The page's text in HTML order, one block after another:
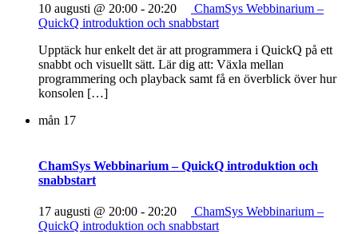
10 augusti @ 20:00 - 20:20
ChamSys Webbinarium –
QuickQ introduktion och snabbstart
Upptäck hur enkelt det är att programmera i QuickQ på ett
snabbt och visuellt sätt. Lär dig att: Växla mellan
programmering och playback samt få en överblick över hur
konsolen […]
mån 17
ChamSys Webbinarium – QuickQ introduktion och
snabbstart
17 augusti @ 20:00 - 20:20
ChamSys Webbinarium –
QuickQ introduktion och snabbstart